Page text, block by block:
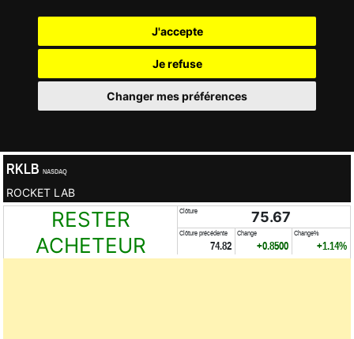
J'accepte
Je refuse
Changer mes préférences
RKLB NASDAQ
ROCKET LAB
RESTER
ACHETEUR
Clôture 75.67
Clôture précédente
74.82
Change
+0.8500
Change%
+1.14%